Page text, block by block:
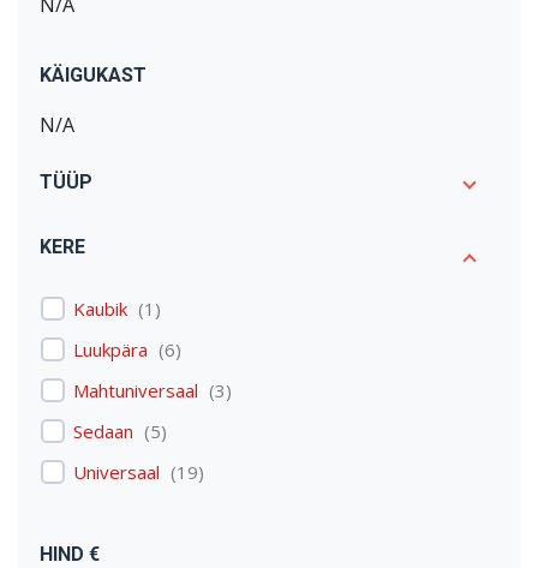
KÄIGUKAST
N/A
TÜÜP
KERE
Kaubik (1 )
Luukpära (6)
Mahtuniversaal (3)
Sedaan (5)
Universaal (19)
HIND €